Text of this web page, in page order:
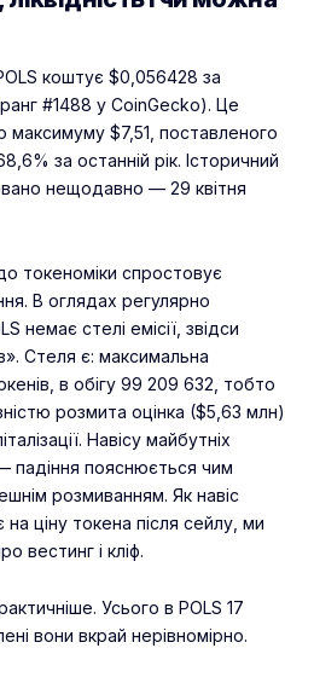
коштує $0,056428 за
(ранг #1488 у CoinGecko). Це
максимуму $7,51, поставленого
за останній рік. Історичний
нещодавно — 29 квітня
токеноміки спростовує
В оглядах регулярно
немає стелі емісії, звідси
Стеля є: максимальна
в обігу 99 209 632, тобто
розмита оцінка ($5,63 млн)
Навісу майбутніх
падіння пояснюється чим
розмиванням. Як навіс
на ціну токена після сейлу, ми
вестинг і кліф.
Усього в POLS 17
вони вкрай нерівномірно.